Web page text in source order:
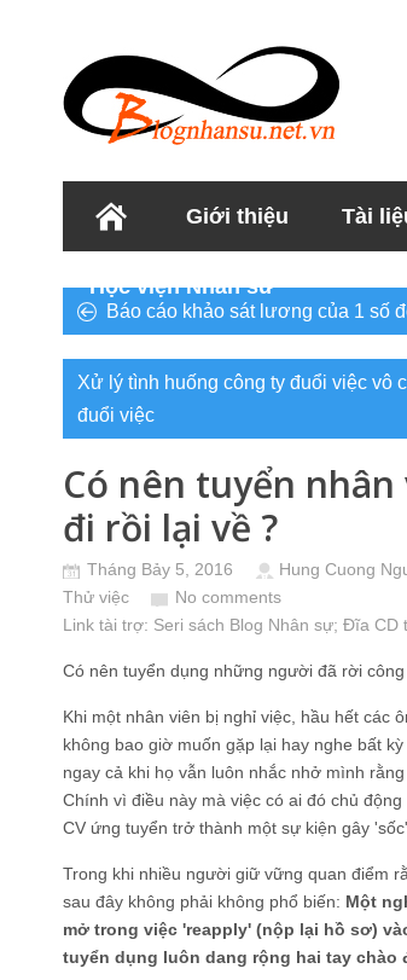
Giới thiệu Tài
Học viện Nhân sư
Báo cáo khảo sát lương của 1 số
Xử lý tình huống công ty đuổi việc vô
đuổi việc
Có nên tuyển
đi rồi lại về ?
Tháng Bảy 5, 2016 Hung Cuong
Thử việc
No comments
Link tài trợ: Seri sách Blog Nhân sự; Đĩa CD
Có nên tuyển dụng những người đã rời
Khi một nhân viên bị nghỉ việc, hầu hết các
không bao giờ muốn gặp lại hay nghe bất
ngay cả khi họ vẫn luôn nhắc nhở mình
Chính vì điều này mà việc có ai đó chủ
CV ứng tuyển trở thành một sự kiện gây 'sốc'.
Trong khi nhiều người giữ vững quan điểm
sau đây không phải không phổ biến: Một
mở trong việc 'reapply' (nộp lại hồ sơ)
tuyển dụng luôn dang rộng hai tay chào